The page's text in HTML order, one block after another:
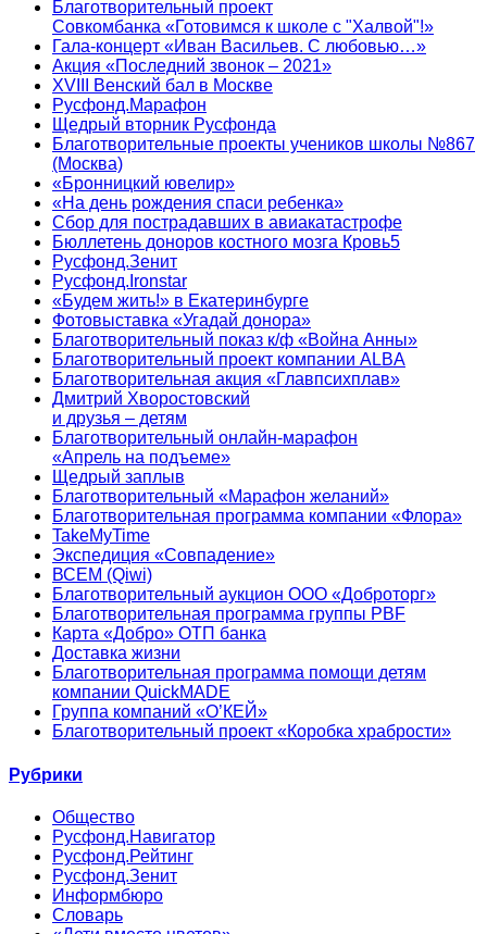
Благотворительный проект
Совкомбанка «Готовимся к школе с "Халвой"!»
Гала-концерт «Иван Васильев. С любовью…»
Акция «Последний звонок – 2021»
XVIII Венский бал в Москве
Русфонд.Марафон
Щедрый вторник Русфонда
Благотворительные проекты учеников школы №867
(Москва)
«Бронницкий ювелир»
«На день рождения спаси ребенка»
Сбор для пострадавших в авиакатастрофе
Бюллетень доноров костного мозга Кровь5
Русфонд.Зенит
Русфонд.Ironstar
«Будем жить!» в Екатеринбурге
Фотовыставка «Угадай донора»
Благотворительный показ к/ф «Война Анны»
Благотворительный проект компании ALBA
Благотворительная акция «Главпсихплав»
Дмитрий Хворостовский
и друзья – детям
Благотворительный онлайн‑марафон
«Апрель на подъеме»
Щедрый заплыв
Благотворительный «Марафон желаний»
Благотворительная программа компании «Флора»
TakeMyTime
Экспедиция «Совпадение»
ВСЕМ (Qiwi)
Благотворительный аукцион ООО «Доброторг»
Благотворительная программа группы PBF
Карта «Добро» ОТП банка
Доставка жизни
Благотворительная программа помощи детям
компании QuickMADE
Группа компаний «О’КЕЙ»
Благотворительный проект «Коробка храбрости»
Рубрики
Общество
Русфонд.Навигатор
Русфонд.Рейтинг
Русфонд.Зенит
Информбюро
Словарь